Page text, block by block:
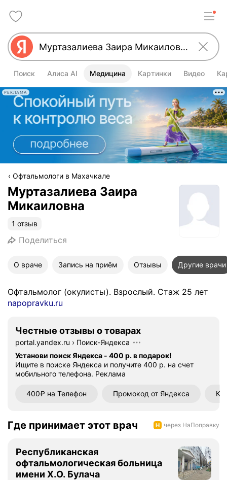
Поиск Алиса AI Медицина Картинки Видео
РЕКЛАМА
Офтальмологи в Махачкале
Муртазалиева Заира
Микаиловна
1 отзыв
Поделиться
О враче Запись на приём Отзывы Другие врачи
Офтальмолог (окулисты). Взрослый. Стаж 25 лет
napopravku.ru
Честные отзывы о товарах
portal.yandex.ru › Поиск-Яндекса
Установи поиск Яндекса - 400 р. в подарок!
Ищите в поиске Яндекса и получите 400 р. на счет
мобильного телефона. Реклама
400₽ на Телефон Промокод от Яндекса
Где принимает этот врач через НаПоправку
Республиканская
офтальмологическая больница
имени Х.О. Булача